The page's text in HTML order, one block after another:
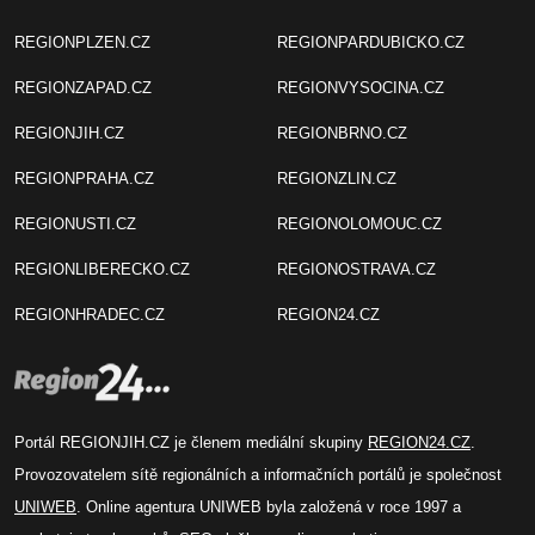
REGIONPLZEN.CZ
REGIONZAPAD.CZ
REGIONJIH.CZ
REGIONPRAHA.CZ
REGIONUSTI.CZ
REGIONLIBERECKO.CZ
REGIONHRADEC.CZ
REGIONPARDUBICKO.CZ
REGIONVYSOCINA.CZ
REGIONBRNO.CZ
REGIONZLIN.CZ
REGIONOLOMOUC.CZ
REGIONOSTRAVA.CZ
REGION24.CZ
Portál REGIONJIH.CZ je členem mediální skupiny REGION24.CZ.
Provozovatelem sítě regionálních a informačních portálů je společnost
UNIWEB. Online agentura UNIWEB byla založená v roce 1997 a